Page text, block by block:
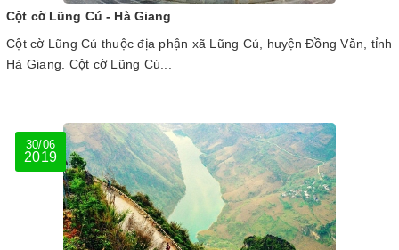
Cột cờ Lũng Cú - Hà Giang
Cột cờ Lũng Cú thuộc địa phận xã Lũng Cú, huyện Đồng Văn, tỉnh
Hà Giang. Cột cờ Lũng Cú...
30/06
2019